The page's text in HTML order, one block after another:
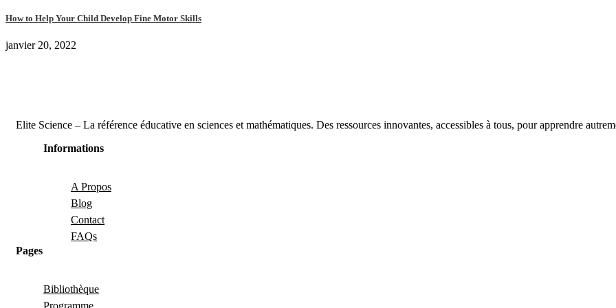
How to Help Your Child Develop Fine Motor Skills
janvier 20, 2022
Elite Science – La référence éducative en sciences et mathématiques. Des ressources innovantes, accessibles à tous, pour apprendre
Informations
A Propos
Blog
Contact
FAQs
Pages
Bibliothèque
Programme